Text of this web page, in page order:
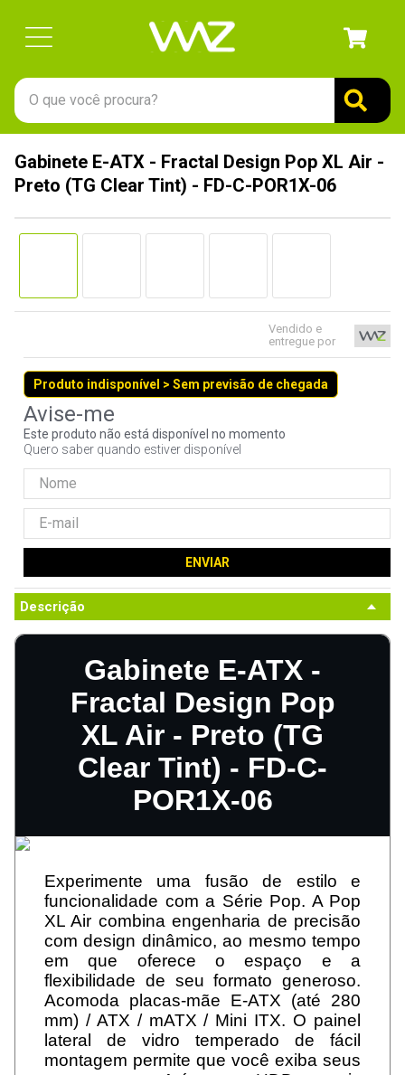
O que você procura?
Gabinete E-ATX - Fractal Design Pop XL Air -
Preto (TG Clear Tint) - FD-C-POR1X-06
Vendido e
entregue por
Produto indisponível > Sem previsão de chegada
Este produto não está disponível no momento
Quero saber quando estiver disponível
ENVIAR
Descrição
Gabinete E-ATX -
Fractal Design Pop
XL Air - Preto (TG
Clear Tint) - FD-C-
POR1X-06
Experimente uma fusão de estilo e
funcionalidade com a Série Pop. A Pop
XL Air combina engenharia de precisão
com design dinâmico, ao mesmo tempo
em que oferece o espaço e a
flexibilidade de seu formato generoso.
Acomoda placas-mãe E-ATX (até 280
mm) / ATX / mATX / Mini ITX. O painel
lateral de vidro temperado de fácil
montagem permite que você exiba seus
1º
gabinete
3º
ssd
5º
openbox
7º
jonsbo
8º
controle
noctua
10º fractal